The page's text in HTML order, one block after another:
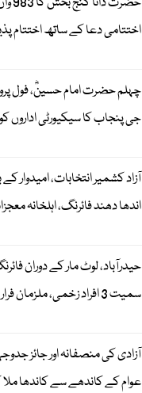
اختتامی دعا کے ساتھ اختتام
چہلم حضرت امام حسینؓ، فول
جی پنجاب کا سیکیورٹی اداروں
آزاد کشمیر انتخابات، امیدوار
اندھا دھند فائرنگ، اہلخانہ
حیدرآباد، لوٹ مار کے دوران
سمیت 3 افراد زخمی، ملزمان فرار
آزادی کی منصفانہ اور جائز
عوام کے کاندھے سے کاندھا